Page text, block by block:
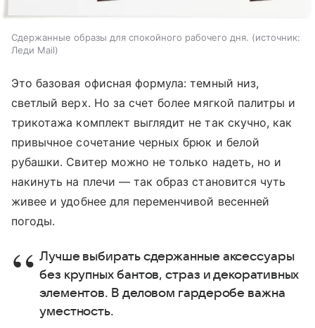
Сдержанные образы для спокойного рабочего дня.
источник:
Леди Mail
Это базовая офисная формула: темный низ,
светлый верх. Но за счет более мягкой палитры и
трикотажа комплект выглядит не так скучно, как
привычное сочетание черных брюк и белой
рубашки. Свитер можно не только надеть, но и
накинуть на плечи — так образ становится чуть
живее и удобнее для переменчивой весенней
погоды.
Лучше выбирать сдержанные аксессуары
без крупных бантов, страз и декоративных
элементов. В деловом гардеробе важна
уместность.